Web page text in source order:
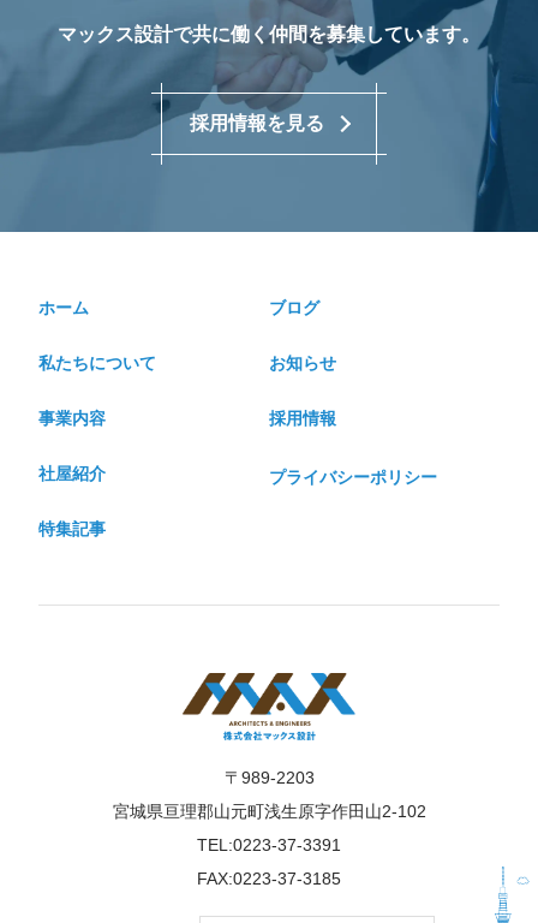
マックス設計で共に働く仲間を募集しています。
採用情報を見る
ホーム
私たちについて
社屋紹介
事業内容
特集記事
ブログ
お知らせ
採用情報
プライバシーポリシー
〒989-2203
宮城県亘理郡山元町浅生原字作田山2-102
TEL:0223-37-3391
FAX:0223-37-3185